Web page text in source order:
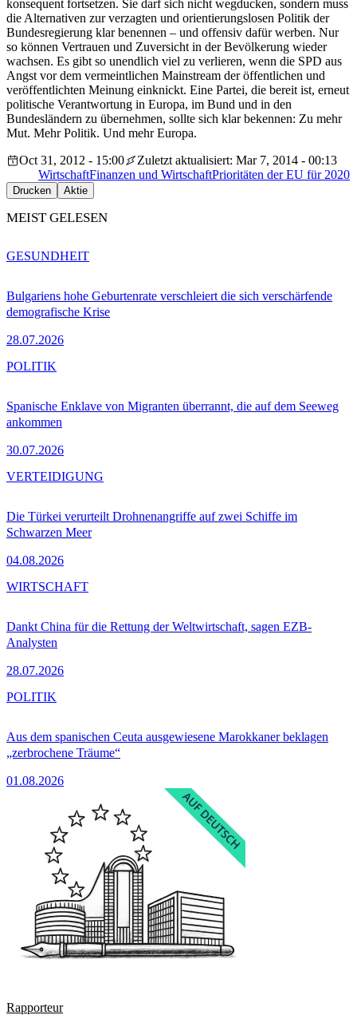
konsequent fortsetzen. Sie darf sich nicht wegducken, sondern muss
die Alternativen zur verzagten und orientierungslosen Politik der
Bundesregierung klar benennen – und offensiv dafür werben. Nur
so können Vertrauen und Zuversicht in der Bevölkerung wieder
wachsen. Es gibt so unendlich viel zu verlieren, wenn die SPD aus
Angst vor dem vermeintlichen Mainstream der öffentlichen und
veröffentlichten Meinung einknickt. Eine Partei, die bereit ist, erneut
politische Verantwortung in Europa, im Bund und in den
Bundesländern zu übernehmen, sollte sich klar bekennen: Zu mehr
Mut. Mehr Politik. Und mehr Europa.
Oct 31, 2012 - 15:00
Zuletzt aktualisiert: Mar 7, 2014 - 00:13
WirtschaftFinanzen und WirtschaftPrioritäten der EU für 2020
Drucken Aktie
MEIST GELESEN
Bulgariens hohe Geburtenrate verschleiert die sich verschärfende
demografische Krise
28.07.2026
GESUNDHEIT
Spanische Enklave von Migranten überrannt, die auf dem Seeweg
ankommen
30.07.2026
POLITIK
Die Türkei verurteilt Drohnenangriffe auf zwei Schiffe im
Schwarzen Meer
04.08.2026
VERTEIDIGUNG
Dankt China für die Rettung der Weltwirtschaft, sagen EZB-
Analysten
28.07.2026
WIRTSCHAFT
Aus dem spanischen Ceuta ausgewiesene Marokkaner beklagen
„zerbrochene Träume“
01.08.2026
POLITIK
Rapporteur